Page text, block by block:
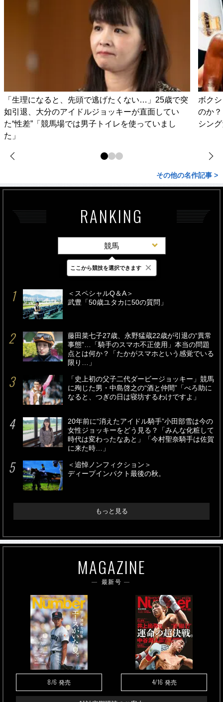
「生理になると、先頭で逃げたくない…」25歳で突
如引退、大分のアイドルジョッキーが直面してい
た“性差”「競馬場では男子トイレを使っていまし
た」
ボク
のか
シン
その他の名作記事 >
RANKING
競馬
最新 24時間 週間
＜スペシャルQ＆A＞
武豊「50歳ユタカに50の質問」
藤田菜七子27歳、永野猛蔵22歳が引退の“異常
事態”…「騎手のスマホ不正使用」本当の問題
点とは何か？「たかがスマホという感覚でいる
限り…」
「史上初の父子二代ダービージョッキー」競馬
に殉じた男・中島啓之の“酒と仲間”「べろ助に
なると、つぎの日は寝坊するわけですよ」
20年前に“消えたアイドル騎手”小田部雪は今の
女性ジョッキーをどう見る？「みんな化粧して
時代は変わったなあと」「今村聖奈騎手は佐賀
に来た時…」
＜追悼ノンフィクション＞
ディープインパクト最後の秋。
もっと見る
MAGAZINE
最新号
8/6 発売 4/16 発売
ここから競技を選択できます ×